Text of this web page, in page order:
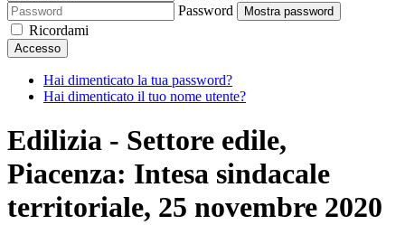
Password
Mostra password
Ricordami
Accesso
Hai dimenticato la tua password?
Hai dimenticato il tuo nome utente?
Edilizia - Settore edile,
Piacenza: Intesa sindacale
territoriale, 25 novembre 2020